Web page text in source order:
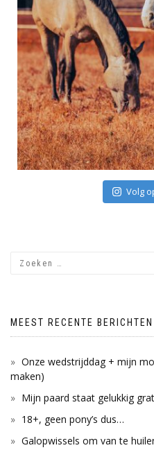
Volg
MEEST RECENTE BERICHTEN
Onze wedstrijddag + mijn
maken)
Mijn paard staat gelukkig
18+, geen pony’s dus…
Galopwissels om van te